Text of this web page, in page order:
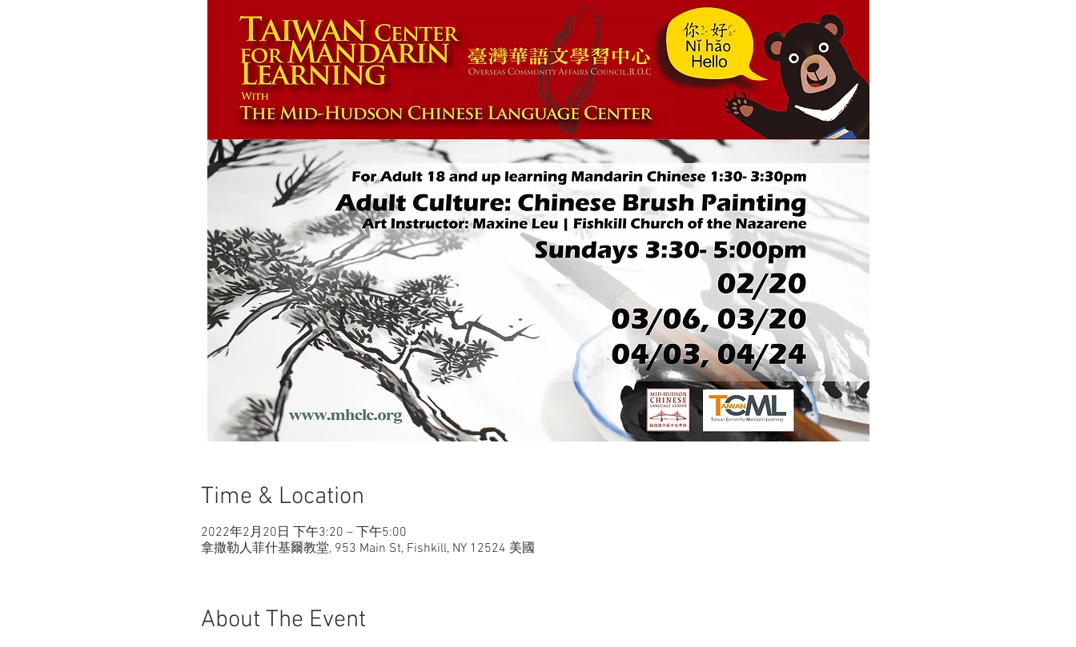
Time & Location
2022年2月20日 下午3:20 – 下午5:00
拿撒勒人菲什基爾教堂, 953 Main St, Fishkill, NY 12524 美國
About The Event